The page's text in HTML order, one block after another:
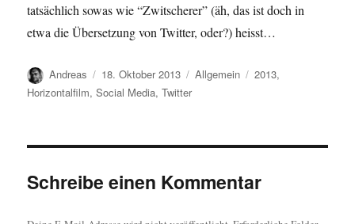
tatsächlich sowas wie “Zwitscherer” (äh, das ist doch in
etwa die Übersetzung von Twitter, oder?) heisst…
Autor
Andreas
Veröffentlicht
am
18. Oktober 2013 Kategorien
Allgemein Schlagwörter
2013,
Horizontalfilm,Social Media,Twitter
Schreibe einen Kommentar